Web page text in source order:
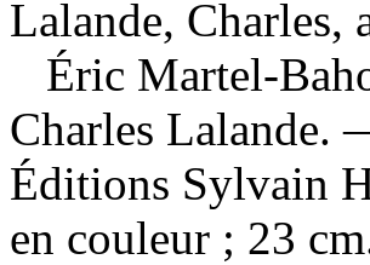
Lalande, Charles,
Éric Martel-
Charles Lalande.
Éditions Sylvain
en couleur ; 23